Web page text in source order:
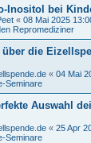
Inositol bei
« 08 Mai 2025
Repromediziner
die
« 04 Mai
Seminare
Auswahl
« 25 Apr
Seminare